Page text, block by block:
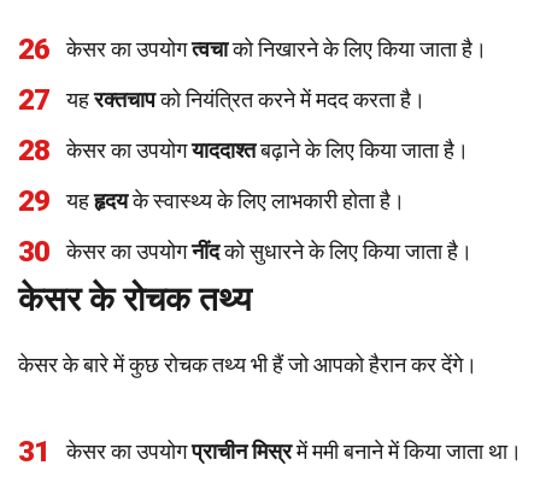
26 केसर का उपयोगत्वचाको निखारने के लिए किया जाता है।
27 यहरक्तचापको नियंत्रित करने में मदद करता है।
28 केसर का उपयोगयाददाश्तबढ़ाने के लिए किया जाता है।
29 यहहृदयके स्वास्थ्य के लिए लाभकारी होता है।
30 केसर का उपयोगनींदको सुधारने के लिए किया जाता है।
केसर के रोचक तथ्य
केसर के बारे में कुछ रोचक तथ्य भी हैं जो आपको हैरान कर देंगे।
31 केसर का उपयोगप्राचीन मिस्रमें ममी बनाने में किया जाता था।